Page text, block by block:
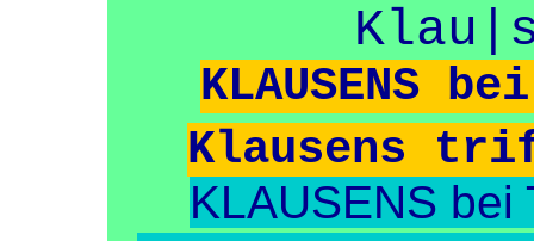
KLAUSENS
Klausens
KLAUSENS bei